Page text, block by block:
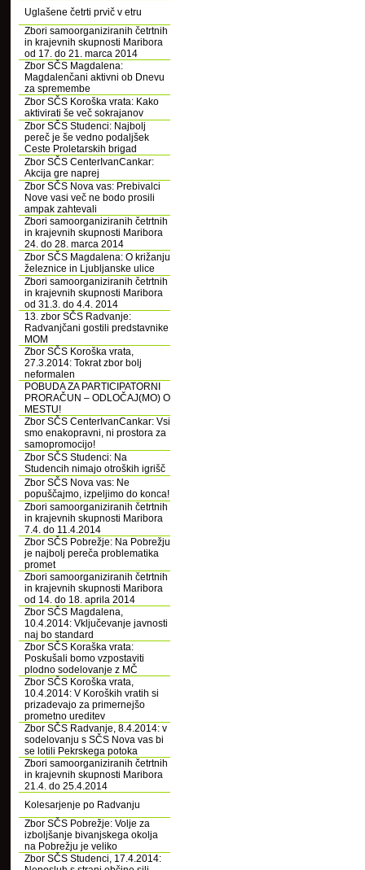
Uglašene četrti prvič v etru
Zbori samoorganiziranih četrtnih
in krajevnih skupnosti Maribora
od 17. do 21. marca 2014
Zbor SČS Magdalena:
Magdalenčani aktivni ob Dnevu
za spremembe
Zbor SČS Koroška vrata: Kako
aktivirati še več sokrajanov
Zbor SČS Studenci: Najbolj
pereč je še vedno podaljšek
Ceste Proletarskih brigad
Zbor SČS CenterIvanCankar:
Akcija gre naprej
Zbor SČS Nova vas: Prebivalci
Nove vasi več ne bodo prosili
ampak zahtevali
Zbori samoorganiziranih četrtnih
in krajevnih skupnosti Maribora
24. do 28. marca 2014
Zbor SČS Magdalena: O križanju
železnice in Ljubljanske ulice
Zbori samoorganiziranih četrtnih
in krajevnih skupnosti Maribora
od 31.3. do 4.4. 2014
13. zbor SČS Radvanje:
Radvanjčani gostili predstavnike
MOM
Zbor SČS Koroška vrata,
27.3.2014: Tokrat zbor bolj
neformalen
POBUDA ZA PARTICIPATORNI
PRORAČUN – ODLOČAJ(MO) O
MESTU!
Zbor SČS CenterIvanCankar: Vsi
smo enakopravni, ni prostora za
samopromocijo!
Zbor SČS Studenci: Na
Studencih nimajo otroških igrišč
Zbor SČS Nova vas: Ne
popuščajmo, izpeljimo do konca!
Zbori samoorganiziranih četrtnih
in krajevnih skupnosti Maribora
7.4. do 11.4.2014
Zbor SČS Pobrežje: Na Pobrežju
je najbolj pereča problematika
promet
Zbori samoorganiziranih četrtnih
in krajevnih skupnosti Maribora
od 14. do 18. aprila 2014
Zbor SČS Magdalena,
10.4.2014: Vključevanje javnosti
naj bo standard
Zbor SČS Koraška vrata:
Poskušali bomo vzpostaviti
plodno sodelovanje z MČ
Zbor SČS Koroška vrata,
10.4.2014: V Koroških vratih si
prizadevajo za primernejšo
prometno ureditev
Zbor SČS Radvanje, 8.4.2014: v
sodelovanju s SČS Nova vas bi
se lotili Pekrskega potoka
Zbori samoorganiziranih četrtnih
in krajevnih skupnosti Maribora
21.4. do 25.4.2014
Kolesarjenje po Radvanju
Zbor SČS Pobrežje: Volje za
izboljšanje bivanjskega okolja
na Pobrežju je veliko
Zbor SČS Studenci, 17.4.2014: